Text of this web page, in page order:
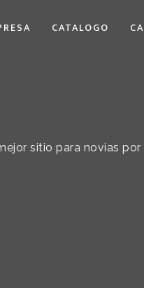
CATALOGO
sitio para novias por